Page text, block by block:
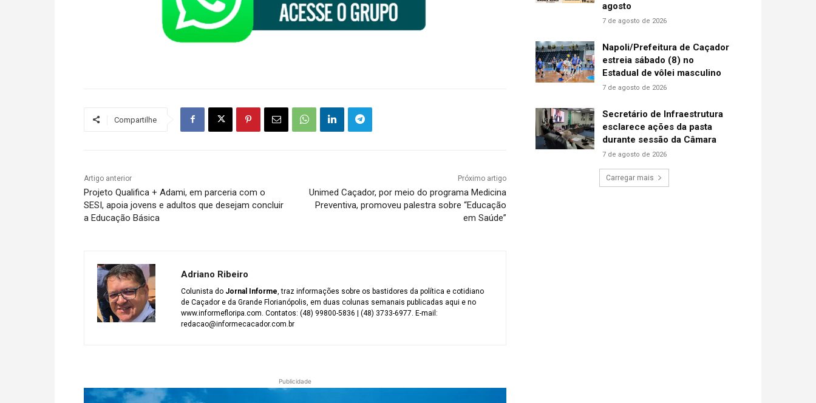
Compartilhe
Artigo anterior
Projeto Qualifica + Adami, em parceria com o
SESI, apoia jovens e adultos que desejam concluir
a Educação Básica
Próximo artigo
Unimed Caçador, por meio do programa Medicina
Preventiva, promoveu palestra sobre “Educação
em Saúde”
Adriano Ribeiro
Colunista do Jornal Informe , traz informações sobre os bastidores da política e cotidiano
de Caçador e da Grande Florianópolis, em duas colunas semanais publicadas aqui e no
www.informefloripa.com. Contatos: (48) 99800-5836 | (48) 3733-6977. E-mail:
redacao@informecacador.com.br
Publicidade
agosto
7 de agosto de 2026
Napoli/Prefeitura de Caçador
estreia sábado (8) no
Estadual de vôlei masculino
7 de agosto de 2026
Secretário de Infraestrutura
esclarece ações da pasta
durante sessão da Câmara
7 de agosto de 2026
Carregar mais